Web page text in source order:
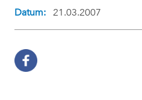
Datum: 21.03.2007